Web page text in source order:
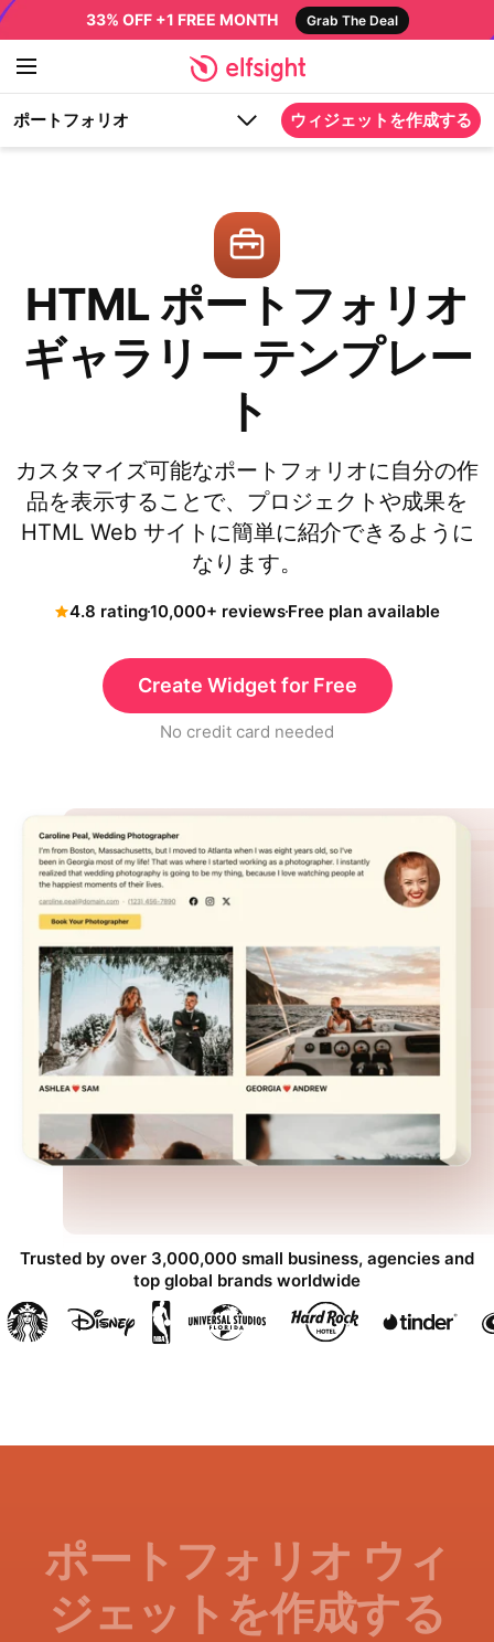
33% OFF +1 FREE MONTH Grab The Deal
ポートフォリオ ウィジェットを作成する
HTML ポートフォリオ
ギャラリー テンプレー
ト
カスタマイズ可能なポートフォリオに自分の作
品を表示することで、プロジェクトや成果を
HTML Web サイトに簡単に紹介できるように
なります。
4.8 rating10,000+ reviewsFree plan available
Create Widget for Free
No credit card needed
Trusted by over 3,000,000 small business, agencies and
top global brands worldwide
ポートフォリオ ウィ
ジェットを作成する